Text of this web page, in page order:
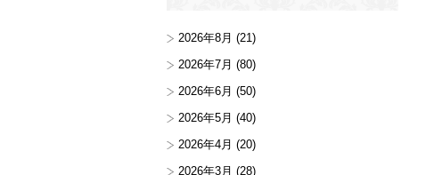
2026年8月 (21)
2026年7月 (80)
2026年6月 (50)
2026年5月 (40)
2026年4月 (20)
2026年3月 (28)